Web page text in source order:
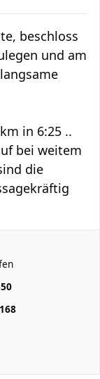
beschloss
und am
in 6:25 ..
bei weitem
die